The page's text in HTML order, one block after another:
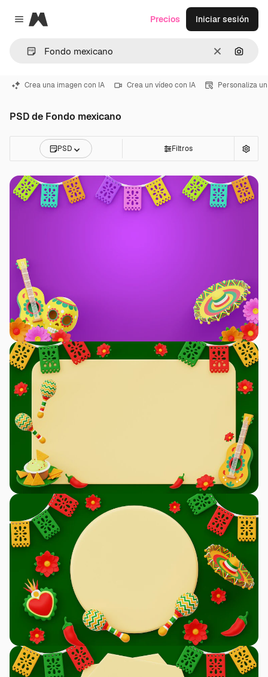
Close menu
Magnific
Borrar
Precios Iniciar sesión
Crea una imagen con IA Crea un vídeo con IA Personaliza
PSD de Fondo mexicano
PSD Filtros